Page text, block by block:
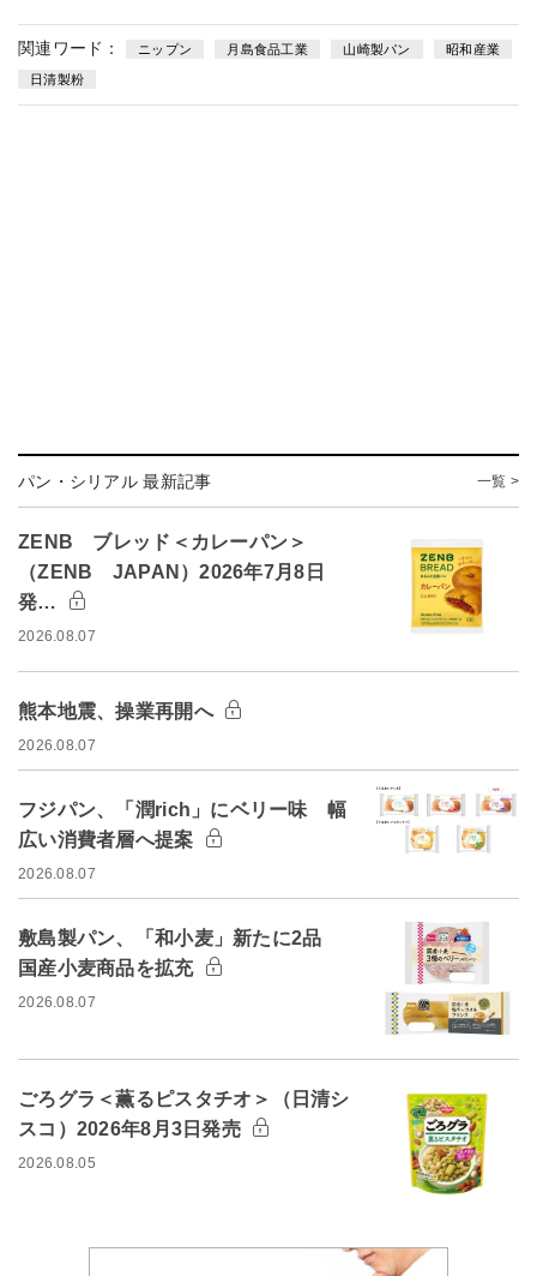
関連ワード： ニップン 月島食品工業 山崎製パン 昭和産業
日清製粉
パン・シリアル 最新記事 一覧 >
ZENB ブレッド＜カレーパン＞
（ZENB JAPAN）2026年7月8日
発…
2026.08.07
熊本地震、操業再開へ
2026.08.07
フジパン、「潤rich」にベリー味 幅
広い消費者層へ提案
2026.08.07
敷島製パン、「和小麦」新たに2品
国産小麦商品を拡充
2026.08.07
ごろグラ＜薫るピスタチオ＞（日清シ
スコ）2026年8月3日発売
2026.08.05